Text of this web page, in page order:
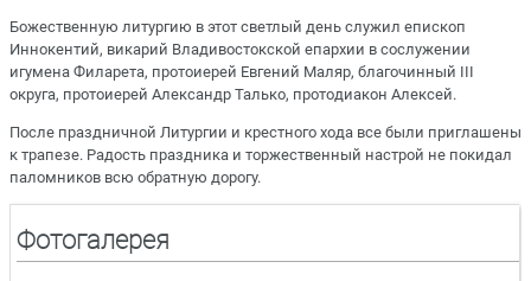
Божественную литургию в этот светлый день служил епископ
Иннокентий, викарий Владивостокской епархии в сослужении
игумена Филарета, протоиерей Евгений Маляр, благочинный III
округа, протоиерей Александр Талько, протодиакон Алексей.
После праздничной Литургии и крестного хода все были приглашены
к трапезе. Радость праздника и торжественный настрой не покидал
паломников всю обратную дорогу.
Фотогалерея